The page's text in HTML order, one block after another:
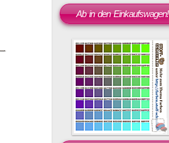
Ab in den Einkaufswagen!